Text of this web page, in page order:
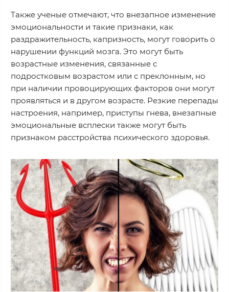
Также ученые отмечают, что внезапное изменение
эмоциональности и такие признаки, как
раздражительность, капризность, могут говорить о
нарушении функций мозга. Это могут быть
возрастные изменения, связанные с
подростковым возрастом или с преклонным, но
при наличии провоцирующих факторов они могут
проявляться и в другом возрасте. Резкие перепады
настроения, например, приступы гнева, внезапные
эмоциональные всплески также могут быть
признаком расстройства психического здоровья.